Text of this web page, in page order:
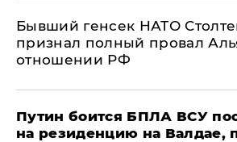
Бывший генсек НАТО
признал полный провал
отношении РФ
Путин боится БПЛА ВСУ
на резиденцию на Валдае,